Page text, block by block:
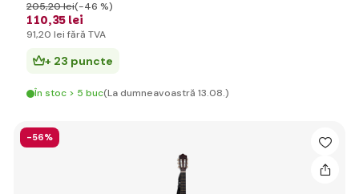
110,35 lei
205,20 lei(-46 %)
91,20 lei fără TVA
+ 23 puncte
În stoc > 5 buc(La dumneavoastră 13.08.)
-56%